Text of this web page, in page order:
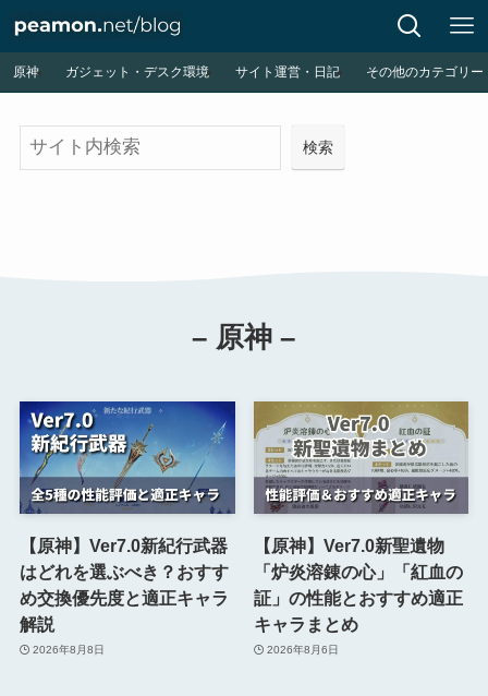
原神 ガジェット・デスク環境 サイト運営・日記 その他のカテゴリー
検
索
検索
– 原神 –
【原神】Ver7.0新紀行武器
はどれを選ぶべき？おすす
め交換優先度と適正キャラ
解説
2026年8月8日
【原神】Ver7.0新聖遺物
「炉炎溶錬の心」「紅血の
証」の性能とおすすめ適正
キャラまとめ
2026年8月6日